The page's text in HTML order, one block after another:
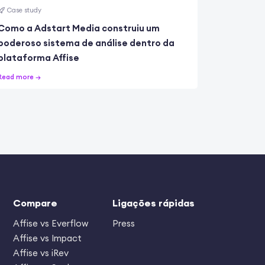
Case study
a Adstart Media construiu um
sistema de análise dentro da
Affise
more →
Compare
Affise vs Everflow
Affise vs Impact
Affise vs iRev
Ligações rápidas
Press